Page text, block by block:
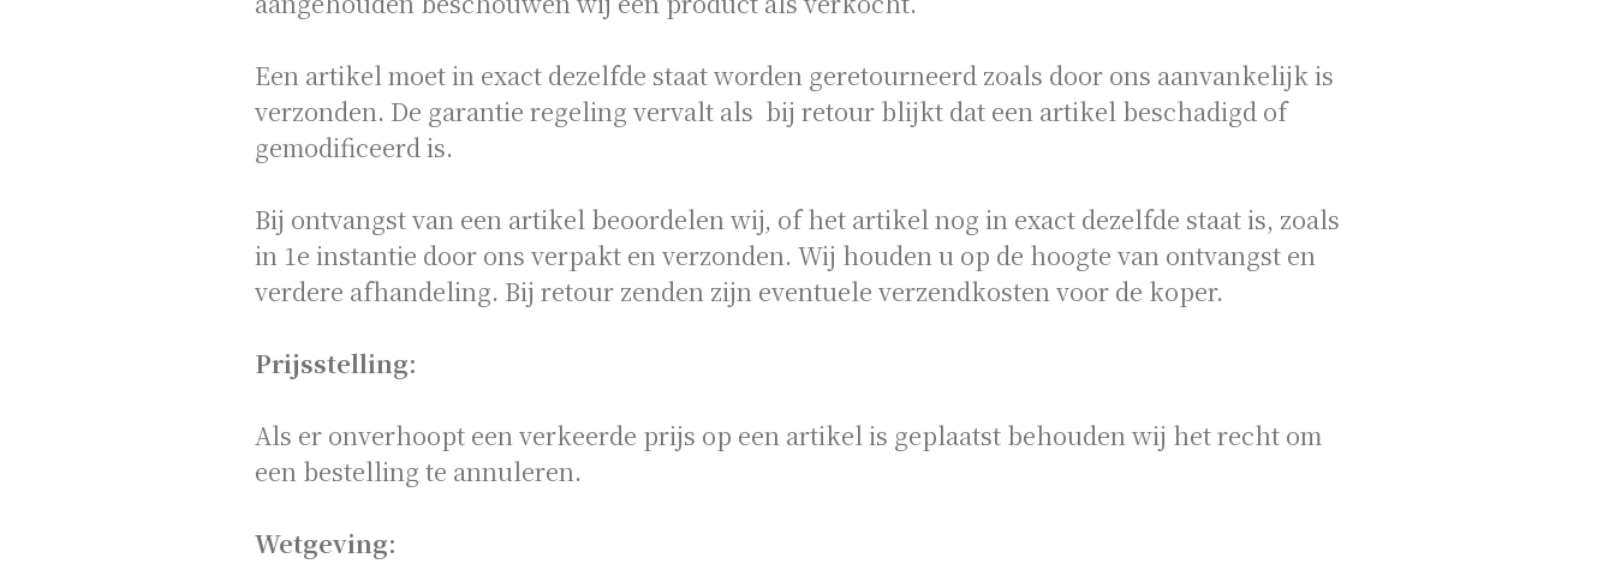
Een artikel moet in exact dezelfde staat worden geretourneerd zoals door ons aanvankelijk is
verzonden. De garantie regeling vervalt als bij retour blijkt dat een artikel beschadigd of
gemodificeerd is.
Bij ontvangst van een artikel beoordelen wij, of het artikel nog in exact dezelfde staat is, zoals
in 1e instantie door ons verpakt en verzonden. Wij houden u op de hoogte van ontvangst en
verdere afhandeling. Bij retour zenden zijn eventuele verzendkosten voor de koper.
Prijsstelling:
Als er onverhoopt een verkeerde prijs op een artikel is geplaatst behouden wij het recht om
een bestelling te annuleren.
Wetgeving: